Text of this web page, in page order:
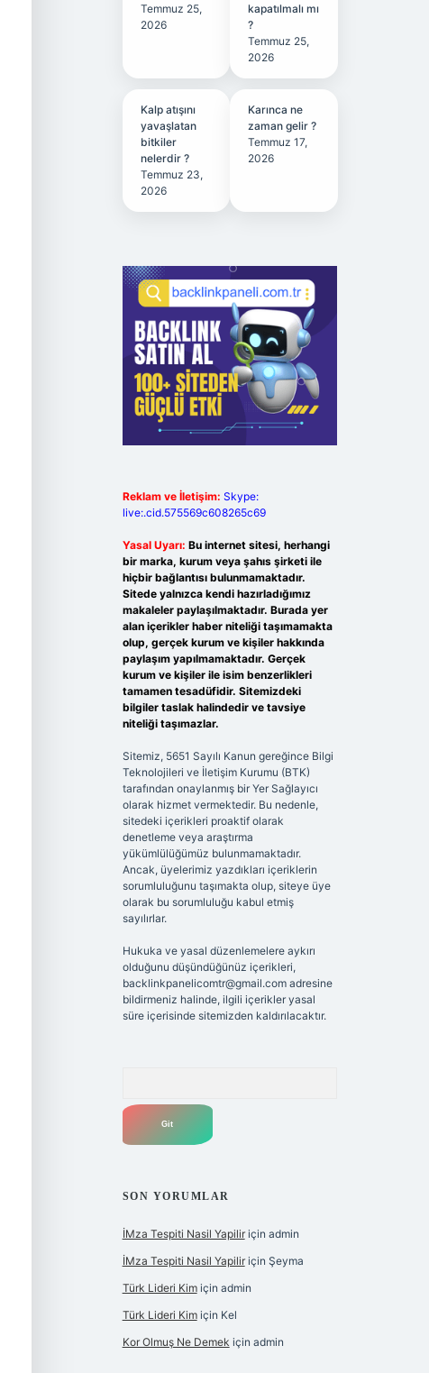
Temmuz 25,
2026
kapatılmalı mı
?
Temmuz 25,
2026
Kalp atışını
yavaşlatan
bitkiler
nelerdir ?
Temmuz 23,
2026
Karınca ne
zaman gelir ?
Temmuz 17,
2026
Reklam ve İletişim: Skype:
live:.cid.575569c608265c69
Yasal Uyarı: Bu internet sitesi, herhangi
bir marka, kurum veya şahıs şirketi ile
hiçbir bağlantısı bulunmamaktadır.
Sitede yalnızca kendi hazırladığımız
makaleler paylaşılmaktadır. Burada yer
alan içerikler haber niteliği taşımamakta
olup, gerçek kurum ve kişiler hakkında
paylaşım yapılmamaktadır. Gerçek
kurum ve kişiler ile isim benzerlikleri
tamamen tesadüfidir. Sitemizdeki
bilgiler taslak halindedir ve tavsiye
niteliği taşımazlar.
Sitemiz, 5651 Sayılı Kanun gereğince Bilgi
Teknolojileri ve İletişim Kurumu (BTK)
tarafından onaylanmış bir Yer Sağlayıcı
olarak hizmet vermektedir. Bu nedenle,
sitedeki içerikleri proaktif olarak
denetleme veya araştırma
yükümlülüğümüz bulunmamaktadır.
Ancak, üyelerimiz yazdıkları içeriklerin
sorumluluğunu taşımakta olup, siteye üye
olarak bu sorumluluğu kabul etmiş
sayılırlar.
Hukuka ve yasal düzenlemelere aykırı
olduğunu düşündüğünüz içerikleri,
backlinkpanelicomtr@gmail.comadresine
bildirmeniz halinde, ilgili içerikler yasal
süre içerisinde sitemizden kaldırılacaktır.
SON YORUMLAR
İMza Tespiti Nasil Yapiliriçin admin
İMza Tespiti Nasil Yapiliriçin Şeyma
Türk Lideri Kimiçin admin
Türk Lideri Kimiçin Kel
Kor Olmuş Ne Demek için admin